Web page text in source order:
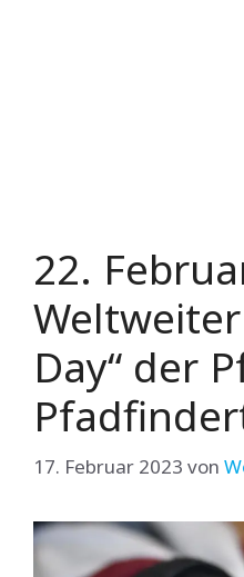
22.
Day“ der
17. Februar 2023 von